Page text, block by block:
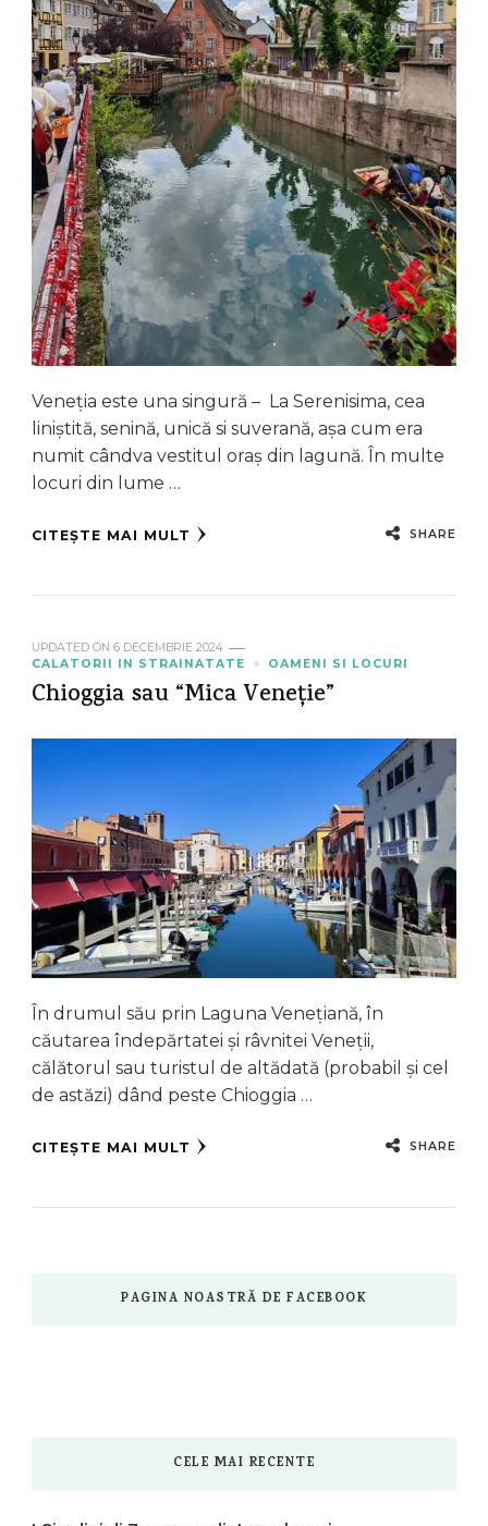
Veneția este una singură – La Serenisima, cea
liniștită, senină, unică si suverană, așa cum era
numit cândva vestitul oraș din lagună. În multe
locuri din lume …
CITEȘTE MAI MULT SHARE
UPDATED ON 6 DECEMBRIE 2024
CALATORII IN STRAINATATE
OAMENI SI LOCURI
Chioggia sau “Mica Veneție”
În drumul său prin Laguna Venețiană, în
căutarea îndepărtatei și râvnitei Veneții,
călătorul sau turistul de altădată (probabil și cel
de astăzi) dând peste Chioggia …
CITEȘTE MAI MULT SHARE
PAGINA NOASTRĂ DE FACEBOOK
CELE MAI RECENTE